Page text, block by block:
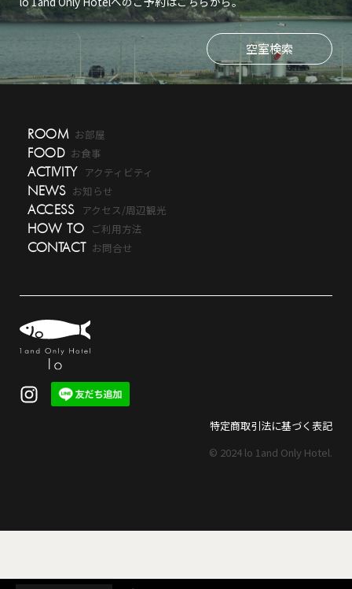
空室検索
ROOM お部屋
FOOD お食事
ACTIVITY アクティビティ
NEWS お知らせ
ACCESS アクセス/周辺観光
HOW TO ご利用方法
CONTACT お問合せ
特定商取引法に基づく表記
© 2024 lo 1and Only Hotel.